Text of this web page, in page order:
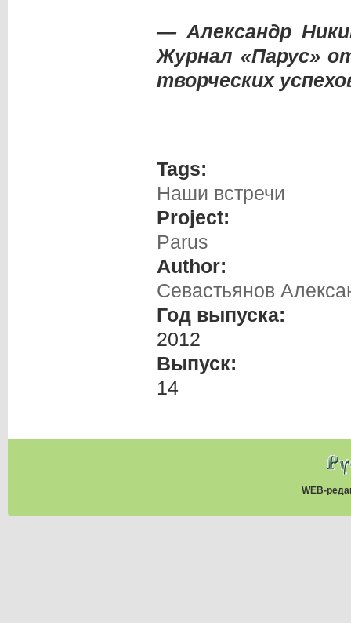
— Александр
Журнал «Парус»
творческих
Tags:
Наши встречи
Project:
Parus
Author:
Севастьянов
Год выпуска:
2012
Выпуск:
14
WEB-